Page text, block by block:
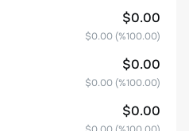
$0.00
$0.00 (%100.00)
$0.00
$0.00 (%100.00)
$0.00